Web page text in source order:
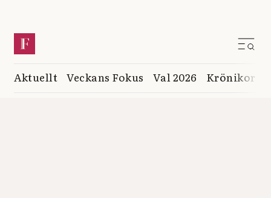
Aktuellt Veckans Fokus Val 2026 Krönikor